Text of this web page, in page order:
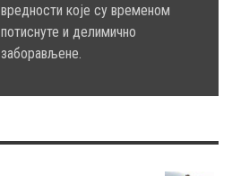
вредности које су временом
потиснуте и делимично
заборављене.